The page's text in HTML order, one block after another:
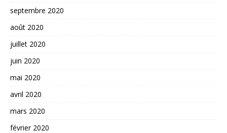
septembre 2020
août 2020
juillet 2020
juin 2020
mai 2020
avril 2020
mars 2020
février 2020